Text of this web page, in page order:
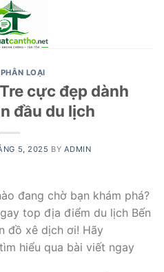
LOẠI
cực đẹp dành
đầu du lịch
5, 2025 BY ADMIN
đang chờ bạn khám phá?
top địa điểm du lịch Bến
đồ xê dịch ơi! Hãy
tìm hiểu qua bài viết ngay